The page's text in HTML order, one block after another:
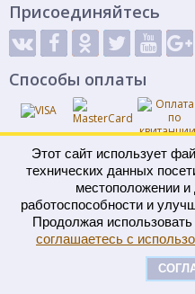
Присоединяйтесь
Способы оплаты
© 2022 «РАДЕЙ» Сайт носит
публичной офертой.
Контакты Карта сайта
Этот сайт использует
технических данных
местоположении
работоспособности и
Продолжая
соглашаетесь с